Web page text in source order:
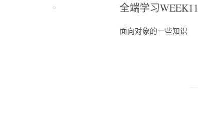
全端学习WEEK11
面向对象的一些知识